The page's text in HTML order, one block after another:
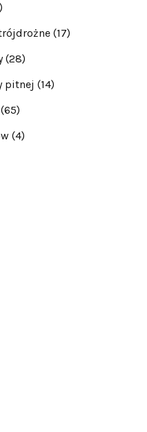
(17)
(28)
pitnej (14)
(65)
(4)